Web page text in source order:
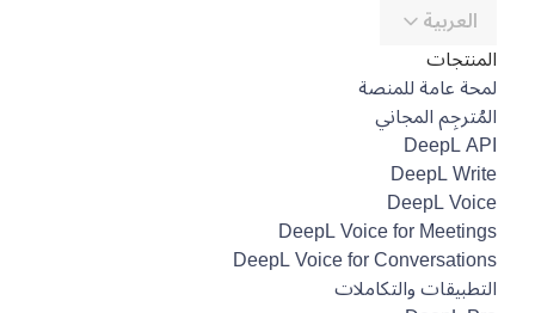
العربية
المنتجات
لمحة عامة للمنصة
المُترجِم المجاني
DeepL API
DeepL Write
DeepL Voice
DeepL Voice for Meetings
DeepL Voice for Conversations
التطبيقات والتكاملات